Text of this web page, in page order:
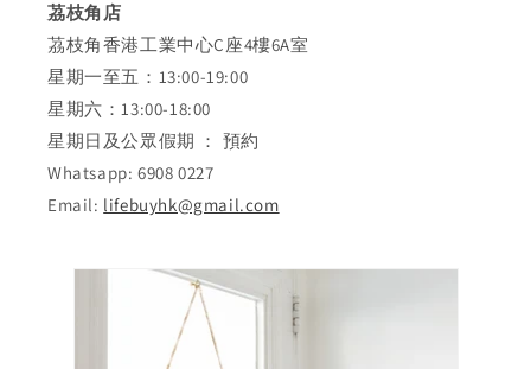
茘枝角店
茘枝角香港工業中心C座4樓6A室
星期一至五：13:00-19:00
星期六：13:00-18:00
星期日及公眾假期 ： 預約
Whatsapp: 6908 0227
Email: lifebuyhk@gmail.com